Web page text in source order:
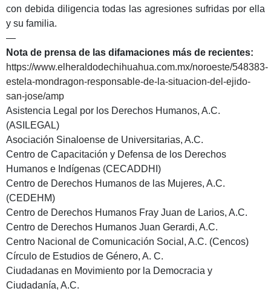
con debida diligencia todas las agresiones sufridas por ella
y su familia.
—
Nota de prensa de las difamaciones más de recientes:
https://www.elheraldodechihuahua.com.mx/noroeste/548383-
estela-mondragon-responsable-de-la-situacion-del-ejido-
san-jose/amp
Asistencia Legal por los Derechos Humanos, A.C.
(ASILEGAL)
Asociación Sinaloense de Universitarias, A.C.
Centro de Capacitación y Defensa de los Derechos
Humanos e Indígenas (CECADDHI)
Centro de Derechos Humanos de las Mujeres, A.C.
(CEDEHM)
Centro de Derechos Humanos Fray Juan de Larios, A.C.
Centro de Derechos Humanos Juan Gerardi, A.C.
Centro Nacional de Comunicación Social, A.C. (Cencos)
Círculo de Estudios de Género, A. C.
Ciudadanas en Movimiento por la Democracia y
Ciudadanía, A.C.